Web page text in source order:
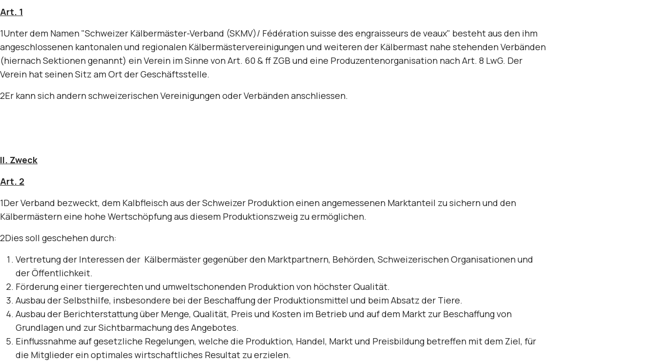
Art. 1
1Unter dem Namen "Schweizer Kälbermäster-Verband (SKMV)/ Fédération suisse des engraisseurs de veaux" besteht aus den ihm
angeschlossenen kantonalen und regionalen Kälbermästervereinigungen und weiteren der Kälbermast nahe stehenden Verbänden
(hiernach Sektionen genannt) ein Verein im Sinne von Art. 60 & ff ZGB und eine Produzentenorganisation nach Art. 8 LwG. Der
Verein hat seinen Sitz am Ort der Geschäftsstelle.
2Er kann sich andern schweizerischen Vereinigungen oder Ver­bänden anschliessen.
II. Zweck
Art. 2
1Der Verband bezweckt, dem Kalbfleisch aus der Schweizer Pro­duktion einen angemessenen Marktanteil zu sichern und den
Kälbermästern eine hohe Wertschöpfung aus diesem Produktionszweig zu ermöglichen.
2Dies soll geschehen durch:
Vertretung der Interessen der Kälbermäster gegenüber den Marktpartnern, Behörden, Schweizerischen Organisationen und
der Öffentlichkeit.
Förderung einer tiergerechten und umweltschonenden Pro­duktion von höchster Qualität.
Ausbau der Selbsthilfe, insbesondere bei der Beschaffung der Produktionsmittel und beim Absatz der Tiere.
Ausbau der Berichterstattung über Menge, Qualität, Preis und Kosten im Betrieb und auf dem Markt zur Beschaffung von
Grundlagen und zur Sichtbarmachung des Angebotes.
Einflussnahme auf gesetzliche Regelungen, welche die Pro­duktion, Handel, Markt und Preisbildung betreffen mit dem Ziel, für
die Mitglieder ein optimales wirtschaftliches Resultat zu erzielen.